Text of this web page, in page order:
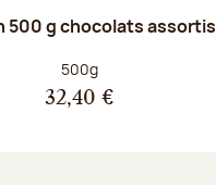
500 g chocolats assortis
Poids net :
500g
32,40 €